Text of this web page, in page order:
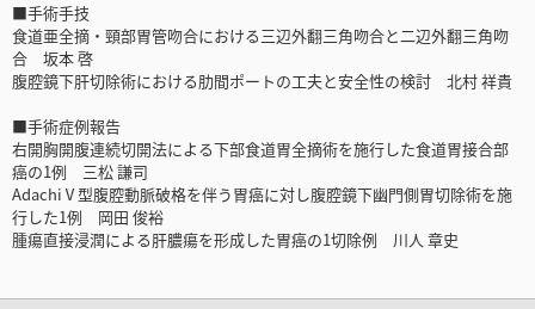
■手術手技
食道亜全摘・頸部胃管吻合における三辺外翻三角吻合と二辺外翻三角吻
合 坂本 啓
腹腔鏡下肝切除術における肋間ポートの工夫と安全性の検討 北村 祥貴
■手術症例報告
右開胸開腹連続切開法による下部食道胃全摘術を施行した食道胃接合部
癌の1例 三松 謙司
AdachiⅤ型腹腔動脈破格を伴う胃癌に対し腹腔鏡下幽門側胃切除術を施
行した1例 岡田 俊裕
腫瘍直接浸潤による肝膿瘍を形成した胃癌の1切除例 川人 章史